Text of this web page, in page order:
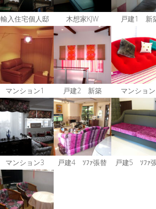
輸入住宅個人邸 木想家KJW 戸建1 新
マンション1 戸建2 新築 マンショ
マンション3 戸建4 ｿﾌｧ張替 戸建5 ｿﾌｧ